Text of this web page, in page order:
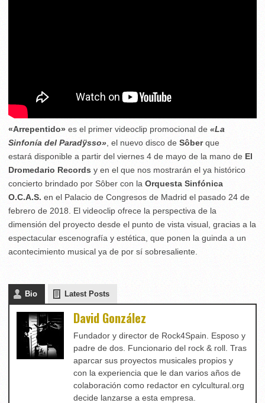
«Arrepentido» es el primer videoclip promocional de «La
Sinfonía del Paradÿsso» , el nuevo disco de Sôberque
estará disponible a partir del viernes 4 de mayo de la mano de El
Dromedario Records y en el que nos mostrarán el ya histórico
concierto brindado por Sôber con la Orquesta Sinfónica
O.C.A.S. en el Palacio de Congresos de Madrid el pasado 24 de
febrero de 2018. El videoclip ofrece la perspectiva de la
dimensión del proyecto desde el punto de vista visual, gracias a la
espectacular escenografía y estética, que ponen la guinda a un
acontecimiento musical ya de por sí sobresaliente.
Bio Latest Posts
David González
Fundador y director de Rock4Spain. Esposo y
padre de dos. Funcionario del rock & roll. Tras
aparcar sus proyectos musicales propios y
con la experiencia que le dan varios años de
colaboración como redactor en cylcultural.org
decide lanzarse a esta empresa.